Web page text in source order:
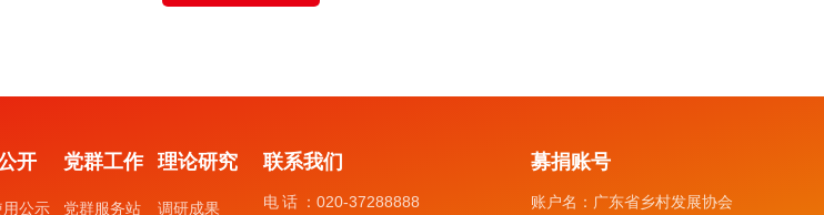
开
用公示
党群工作
党群服务站
理论研究
调研成果
联系我们
电话：020-37288888
募捐账号
账户名： 广东省乡村发展协会